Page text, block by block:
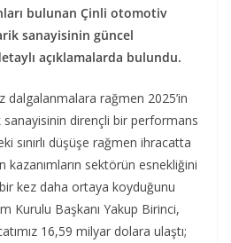
bulunan Çinli otomotiv
sanayisinin güncel
açıklamalarda bulundu.
rağmen 2025’in
sanayisinin dirençli bir performans
sınırlı düşüşe rağmen ihracatta
kazanımların sektörün esnekliğini
kez daha ortaya koyduğunu
Kurulu Başkanı Yakup Birinci,
16,59 milyar dolara ulaştı;